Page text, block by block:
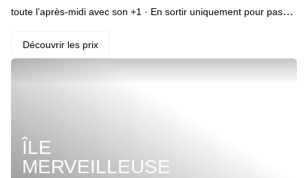
toute l’après-midi avec son +1 · En sortir uniquement pour passer
hammam · Et terminer dans le jacuzzi à la fin de la journée · Se
glisser dans les draps de son grand lit · Prendre un maxi petit-
Découvrir les prix
ÎLE
MERVEILLEUSE